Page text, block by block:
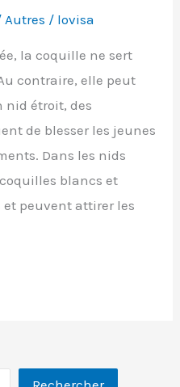
Autres / lovisa
la coquille ne sert
contraire, elle peut
nid étroit, des
de blesser les jeunes
Dans les nids
blancs et
peuvent attirer les